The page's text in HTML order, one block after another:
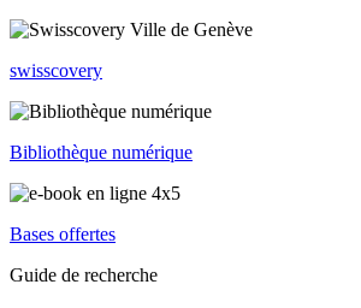
swisscovery
Bibliothèque numérique
Bases offertes
Guide de recherche